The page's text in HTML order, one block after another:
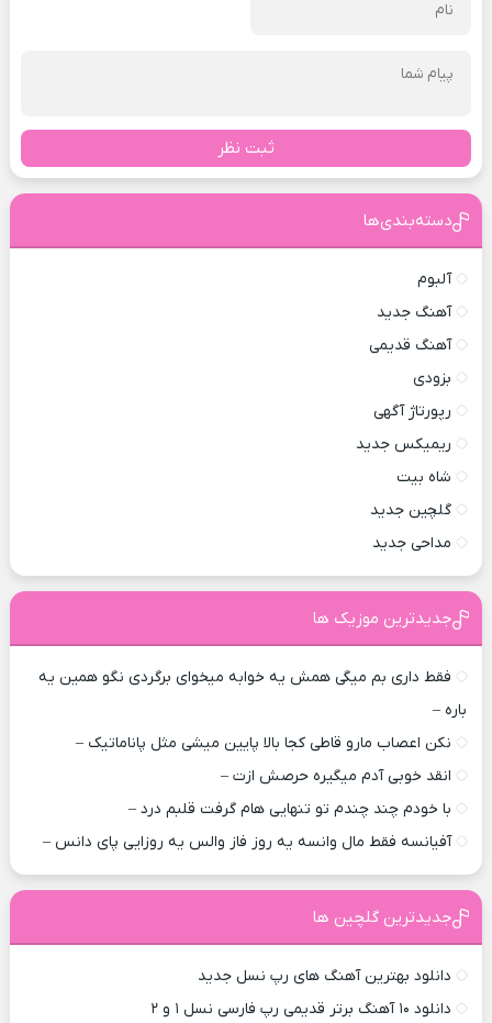
ثبت نظر
دسته‌بندی‌ها
آلبوم
آهنگ جدید
آهنگ قدیمی
بزودی
رپورتاژ آگهی
ریمیکس جدید
شاه بیت
گلچین جدید
مداحی جدید
جدیدترین موزیک ها
فقط داری بم میگی همش یه خوابه میخوای برگردی نگو همین یه
باره –
نکن اعصاب مارو قاطی کجا بالا پایین میشی مثل پاناماتیک –
انقد خوبی آدم میگیره حرصش ازت –
با خودم چند چندم تو تنهایی هام گرفت قلبم درد –
آفیانسه فقط مال وانسه یه روز فاز والس یه روزایی پای دانس –
جدیدترین گلچین ها
دانلود بهترین آهنگ های رپ نسل جدید
دانلود ۱۰ آهنگ برتر قدیمی رپ فارسی نسل ۱ و ۲